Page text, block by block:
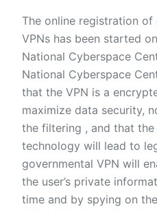
The online registration
VPNs has been started
National Cyberspace
National Cyberspace
that the VPN is a
maximize data security,
the filtering , and that the
technology will lead to
governmental VPN will
the user’s private
time and by spying on